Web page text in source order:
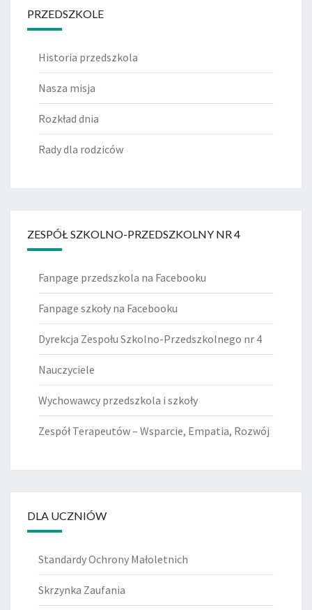
PRZEDSZKOLE
Historia przedszkola
Nasza misja
Rozkład dnia
Rady dla rodziców
ZESPÓŁ SZKOLNO-PRZEDSZKOLNY NR 4
Fanpage przedszkola na Facebooku
Fanpage szkoły na Facebooku
Dyrekcja Zespołu Szkolno-Przedszkolnego nr 4
Nauczyciele
Wychowawcy przedszkola i szkoły
Zespół Terapeutów – Wsparcie, Empatia, Rozwój
DLA UCZNIÓW
Standardy Ochrony Małoletnich
Skrzynka Zaufania